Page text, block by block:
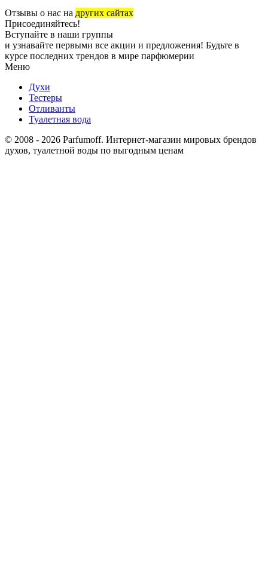
Отзывы о нас на других сайтах
Присоединяйтесь!
Вступайте в наши группы
и узнавайте первыми все акции и предложения! Будьте в
курсе последних трендов в мире парфюмерии
Меню
Духи
Тестеры
Отливанты
Туалетная вода
© 2008 - 2026 Parfumoff. Интернет-магазин мировых брендов
духов, туалетной воды по выгодным ценам